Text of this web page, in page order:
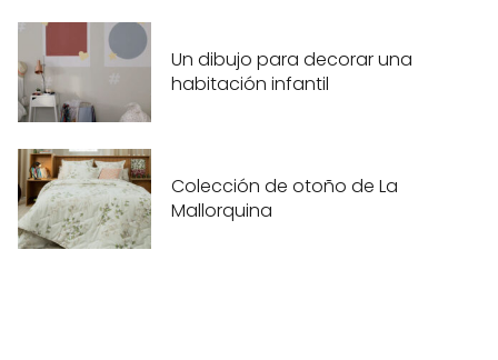
Un dibujo para decorar una
habitación infantil
Colección de otoño de La
Mallorquina